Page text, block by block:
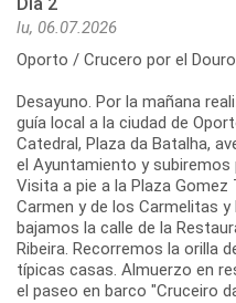
lu, 06.07.2026
Oporto / Crucero por el Douro
Desayuno. Por la mañana
guía local a la ciudad de
Catedral, Plaza da Batalha,
el Ayuntamiento y subiremos
Visita a pie a la Plaza Gomez
Carmen y de los Carmelitas
bajamos la calle de la
Ribeira. Recorremos la orilla
típicas casas. Almuerzo en
el paseo en barco "Cruceiro